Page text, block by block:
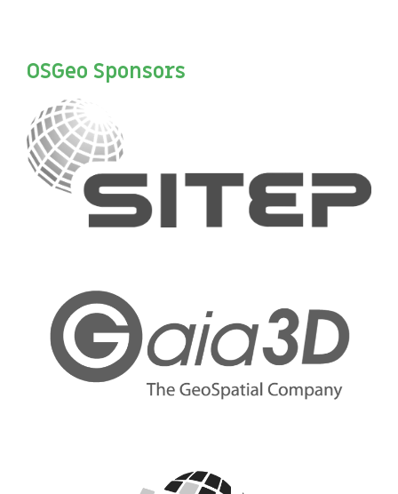
OSGeo Sponsors